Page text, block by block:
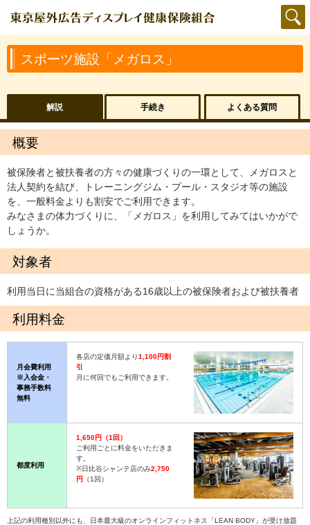
スポーツ施設「メガロス」
解説 手続き よくある質問
概要
被保険者と被扶養者の方々の健康づくりの一環として、メガロスと
法人契約を結び、トレーニングジム・プール・スタジオ等の施設
を、一般料金よりも割安でご利用できます。
みなさまの体力づくりに、「メガロス」を利用してみてはいかがで
しょうか。
対象者
利用当日に当組合の資格がある16歳以上の被保険者および被扶養者
利用料金
月会費利用
※入会金・
事務手数料
無料
各店の定価月額より1,100円割
引
月に何回でもご利用できます。
都度利用
1,650円（1回）
ご利用ごとに料金をいただきま
す。
※日比谷シャンテ店のみ2,750
円 （1回）
上記の利用種別以外にも、日本最大級のオンラインフィットネス「LEAN BODY」が受け放題